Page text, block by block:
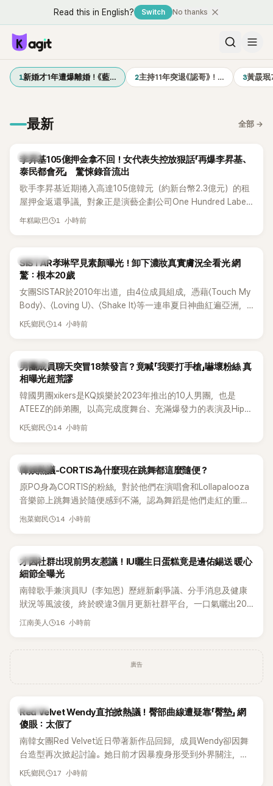
Read this in English? Switch No thanks
1新婚才1年遭爆離婚！《藍… 2主持11年突退《認哥》！… 3黃晸
最新 全部 →
韓星
李昇基105億押金拿不回！女代表失控放狠話「再爆李昇基、
泰民都會死」 驚悚錄音流出
歌手李昇基近期捲入高達105億韓元（約新台幣2.3億元）的租
屋押金返還爭議，對象正是演藝企劃公司One Hundred Label
代表車佳媛(차가원)。如今事件再掀風波，YouTuber李鎮浩公開
年糕歐巴 1 小時前
K-POP
SISTAR孝琳罕見素顏曝光！卸下濃妝真實膚況全看光 網
驚：根本20歲
女團SISTAR於2010年出道，由4位成員組成，憑藉〈Touch My
Body〉、〈Loving U〉、〈Shake It〉等一連串夏日神曲紅遍亞洲，
獲封「夏日女王」。不過，團體在出道滿7年後宣布解散，成員各
不僅展現兩人多年不變的好交情，她幾乎素顏入鏡的真實模
樣，也意外掀起網友熱議。
K氏鄉民 14 小時前
K-POP
男團成員聊天突冒18禁發言？竟喊「我要打手槍」嚇壞粉絲 真
相曝光超荒謬
韓國男團xikers是KQ娛樂於2023年推出的10人男團，也是
ATEEZ的師弟團，以高完成度舞台、充滿爆發力的表演及Hip-
Hop風格聞名，出道後迅速累積大批海內外粉絲，近年也陸續
K氏鄉民 14 小時前
熱議討論
韓娛熱議-CORTIS為什麼現在跳舞都這麼隨便？
原PO身為CORTIS的粉絲，對於他們在演唱會和Lollapalooza
音樂節上跳舞過於隨便感到不滿，認為舞蹈是他們走紅的重要
原因，希望他們能更認真地表演。
泡菜鄉民 14 小時前
韓星
才因社群出現前男友惹議！IU曬生日蛋糕竟是邊佑錫送 暖心
細節全曝光
南韓歌手兼演員IU（李知恩）歷經新劇爭議、分手消息及健康
狀況等風波後，終於睽違3個月更新社群平台，一口氣曬出20
張近況照，讓大批粉絲又驚又喜。其中，一張生日蛋糕照意外
江南美人 16 小時前
廣告
K-POP
Red Velvet Wendy直拍掀熱議！臀部曲線遭疑靠「臀墊」 網
傻眼：太假了
南韓女團Red Velvet近日帶著新作品回歸，成員Wendy卻因舞
台造型再次掀起討論。她日前才因暴瘦身形受到外界關注，又
被質疑在舞台上使用臀墊，如今最新打歌舞台曝光後，再度因
K氏鄉民 17 小時前